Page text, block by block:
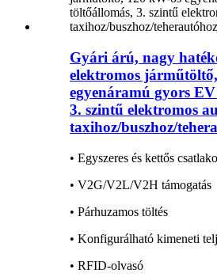
Gyári árú, nagy
elektromos
egyenáramú gyors
3. szintű elektromos
taxihoz/buszhoz/
• Egyszeres és kettős
• V2G/V2L/V2H támogatás
• Párhuzamos töltés
• Konfigurálható kimeneti
• RFID-olvasó